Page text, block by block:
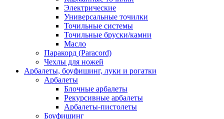
Электрические
Универсальные точилки
Точильные системы
Точильные бруски/камни
Масло
Паракорд (Paracord)
Чехлы для ножей
Арбалеты, боуфишинг, луки и рогатки
Арбалеты
Блочные арбалеты
Рекурсивные арбалеты
Арбалеты-пистолеты
Боуфишинг